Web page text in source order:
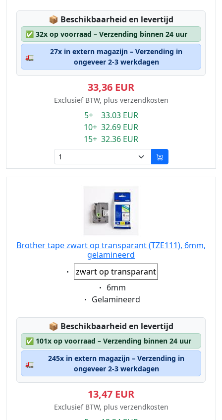
📦 Lagerstatus:
Beschikbaarheid en levertijd
✅ 32x op voorraad – Verzending binnen 24 uur
🚛
27x in extern magazijn – Verzending in
ongeveer 2-3 werkdagen
33,36 EUR
Exclusief BTW, plus verzendkosten
5+ 33.03 EUR
10+ 32.69 EUR
15+ 32.36 EUR
Brother tape zwart op transparant (TZE111), 6mm,
gelamineerd
Eigenschaft:
zwart op transparant
Eigenschaft:
6mm
Eigenschaft:
Gelamineerd
📦 Lagerstatus:
Beschikbaarheid en levertijd
✅ 101x op voorraad – Verzending binnen 24 uur
🚛
245x in extern magazijn – Verzending in
ongeveer 2-3 werkdagen
13,47 EUR
Exclusief BTW, plus verzendkosten